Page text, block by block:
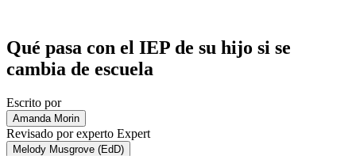
Qué pasa con el IEP de su hijo si se
cambia de escuela
Escrito por
Amanda Morin
Revisado por experto Expert
Melody Musgrove (EdD)